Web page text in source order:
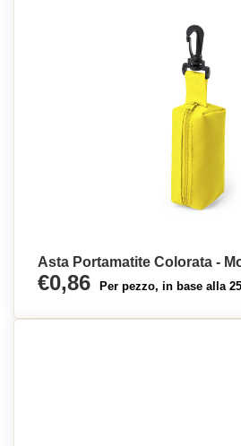
Asta Portamatite Colorata -
€0,86 Per pezzo, in base alla